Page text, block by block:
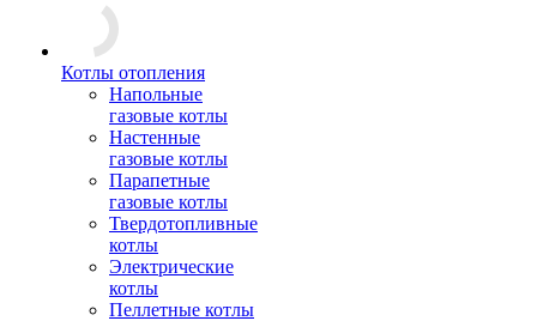
Котлы отопления
Напольные
газовые котлы
Настенные
газовые котлы
Парапетные
газовые котлы
Твердотопливные
котлы
Электрические
котлы
Пеллетные котлы